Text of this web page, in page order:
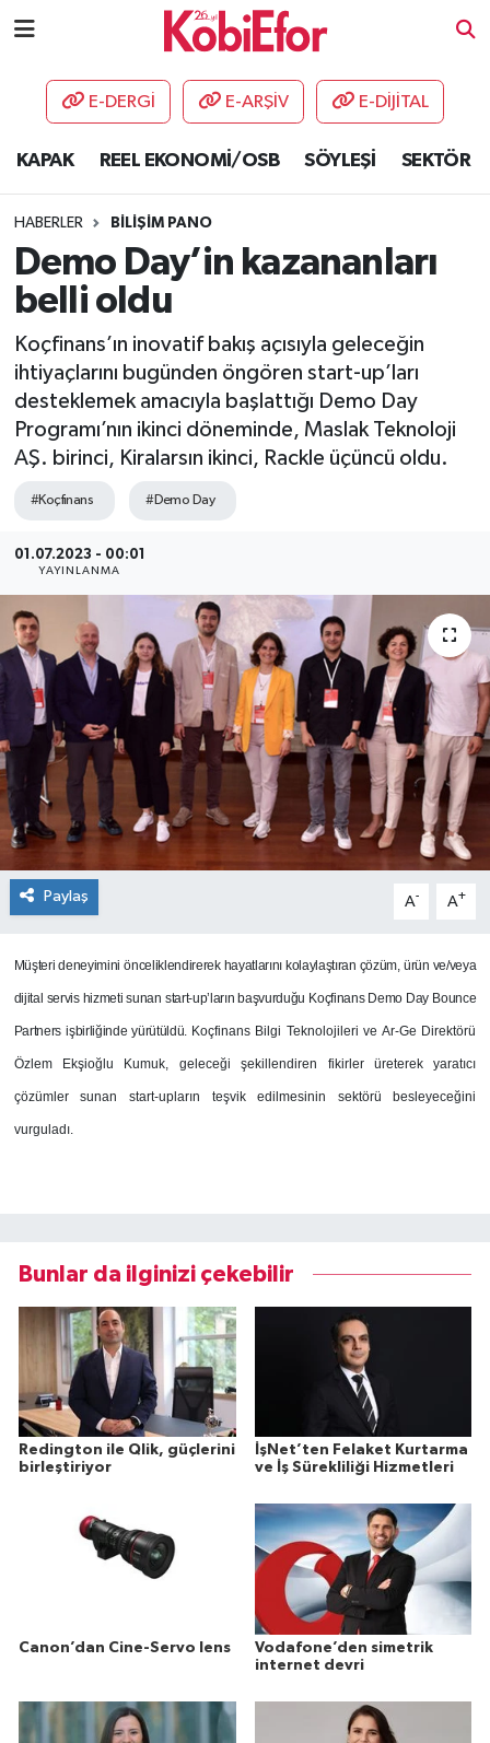
E-DERGİ E-ARŞİV E-DİJİTAL
KAPAK REEL EKONOMİ/OSB SÖYLEŞİ SEKTÖR
HABERLER BİLİŞİM PANO
Demo Day’in kazananları
belli oldu
Koçfinans’ın inovatif bakış açısıyla geleceğin
ihtiyaçlarını bugünden öngören start-up’ları
desteklemek amacıyla başlattığı Demo Day
Programı’nın ikinci döneminde, Maslak Teknoloji
AŞ. birinci, Kiralarsın ikinci, Rackle üçüncü oldu.
#Koçfinans #Demo Day
01.07.2023 - 00:01
YAYINLANMA
Paylaş A- A+
Müşteri deneyimini önceliklendirerek hayatlarını kolaylaştıran çözüm, ürün ve/veya
dijital servis hizmeti sunan start-up’ların başvurduğu Koçfinans Demo Day Bounce
Partners işbirliğinde yürütüldü. Koçfinans Bilgi Teknolojileri ve Ar-Ge Direktörü
Özlem Ekşioğlu Kumuk, geleceği şekillendiren fikirler üreterek yaratıcı
çözümler sunan start-upların teşvik edilmesinin sektörü besleyeceğini
vurguladı.
Bunlar da ilginizi çekebilir
Redington ile Qlik, güçlerini
birleştiriyor
İşNet’ten Felaket Kurtarma
ve İş Sürekliliği Hizmetleri
Canon’dan Cine-Servo lens
Vodafone’den simetrik
internet devri
AKADEMİ
DESTEK-TEŞVİK
ETKİNLİK
GÜNCEL
HABERLER
KAPAK
SÖYLEŞİ
ÜLKE
YAŞAM